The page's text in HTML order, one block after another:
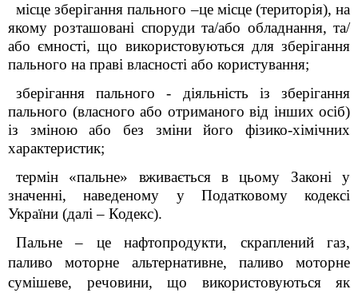
місце зберігання пального –це місце (територія), на
якому розташовані споруди та/або обладнання, та/
або ємності, що використовуються для зберігання
пального на праві власності або користування;
зберігання пального - діяльність із зберігання
пального (власного або отриманого від інших осіб)
із зміною або без зміни його фізико-хімічних
характеристик;
термін «пальне» вживається в цьому Законі у
значенні, наведеному у Податковому кодексі
України (далі – Кодекс).
Пальне – це нафтопродукти, скраплений газ,
паливо моторне альтернативне, паливо моторне
сумішеве, речовини, що використовуються як